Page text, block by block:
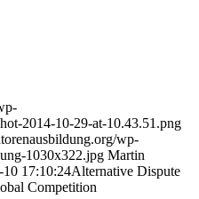
2014-10-29-at-10.43.51.png
wp-
1030x322.jpg Martin
10 17:10:24Alternative Dispute
Competition